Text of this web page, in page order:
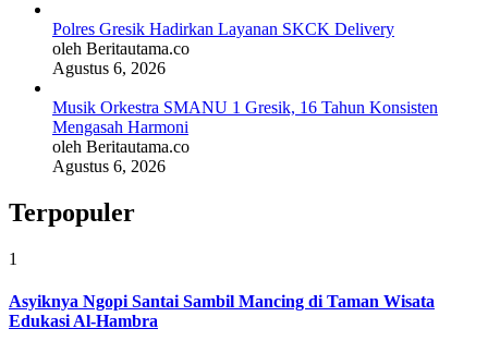
Polres Gresik Hadirkan Layanan SKCK Delivery
oleh Beritautama.co
Agustus 6, 2026
Musik Orkestra SMANU 1 Gresik, 16 Tahun Konsisten
Mengasah Harmoni
oleh Beritautama.co
Agustus 6, 2026
Terpopuler
1
Asyiknya Ngopi Santai Sambil Mancing di Taman Wisata
Edukasi Al-Hambra